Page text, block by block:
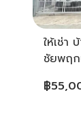
ให้เช่า
ชัยพฤ
฿